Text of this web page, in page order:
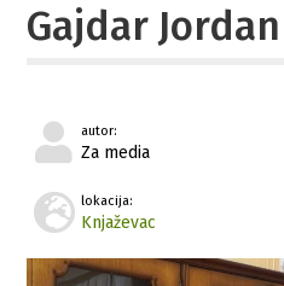
Gajdar
autor:
Za media
lokacija:
Knjaževac